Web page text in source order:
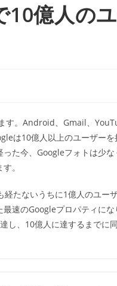
億人の
す。Android、Gmail、
は10億人以上のユーザー
た今、Googleフォトは少
。
たないうちに1億人のユー
速のGoogleプロパティに
し、10億人に達するまでに